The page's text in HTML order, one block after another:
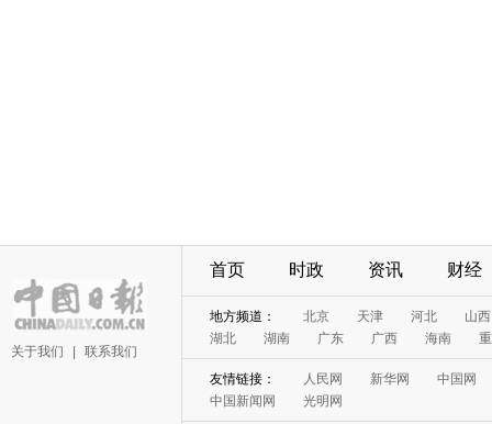
关于我们 联系我们
首页 时政 资讯 财经
地方频道： 北京 天津 河北
山西
湖北
湖南 广东 广西 海南
友情链接： 人民网 新华网
中国网
中国新闻网
光明网